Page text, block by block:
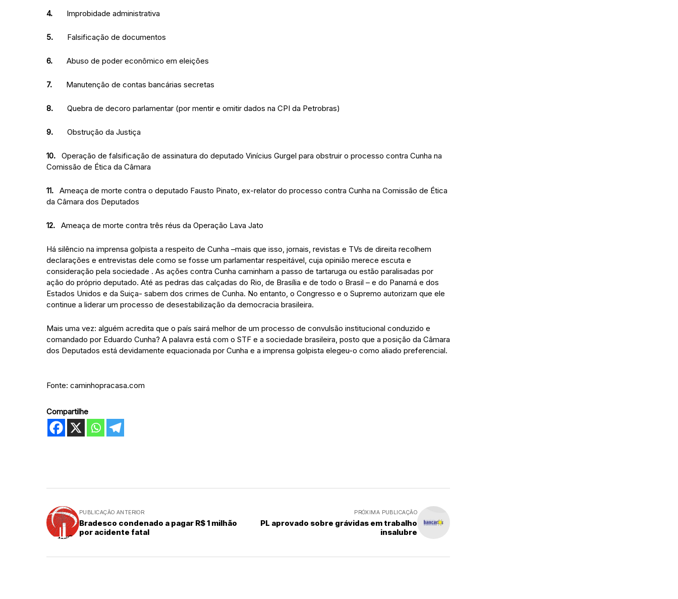
4. Improbidade administrativa
5. Falsificação de documentos
6. Abuso de poder econômico em eleições
7. Manutenção de contas bancárias secretas
8. Quebra de decoro parlamentar (por mentir e omitir dados na CPI da Petrobras)
9. Obstrução da Justiça
10. Operação de falsificação de assinatura do deputado Vinícius Gurgel para obstruir o processo contra Cunha na
Comissão de Ética da Câmara
11.
Ameaça de morte contra o deputado Fausto Pinato, ex-relator do processo contra Cunha na Comissão de Ética
da Câmara dos Deputados
12. Ameaça de morte contra três réus da Operação Lava Jato
Há silêncio na imprensa golpista a respeito de Cunha –mais que isso, jornais, revistas e TVs de direita recolhem
declarações e entrevistas dele como se fosse um parlamentar respeitável, cuja opinião merece escuta e
consideração pela sociedade . As ações contra Cunha caminham a passo de tartaruga ou estão paralisadas por
ação do próprio deputado. Até as pedras das calçadas do Rio, de Brasília e de todo o Brasil – e do Panamá e dos
Estados Unidos e da Suiça- sabem dos crimes de Cunha. No entanto, o Congresso e o Supremo autorizam que ele
continue a liderar um processo de desestabilização da democracia brasileira.
Mais uma vez: alguém acredita que o país sairá melhor de um processo de convulsão institucional conduzido e
comandado por Eduardo Cunha? A palavra está com o STF e a sociedade brasileira, posto que a posição da Câmara
dos Deputados está devidamente equacionada por Cunha e a imprensa golpista elegeu-o como aliado preferencial.
Fonte: caminhopracasa.com
Compartilhe
PUBLICAÇÃO ANTERIOR
Bradesco condenado a pagar R$ 1 milhão
por acidente fatal
PRÓXIMA PUBLICAÇÃO
PL aprovado sobre grávidas em trabalho
insalubre